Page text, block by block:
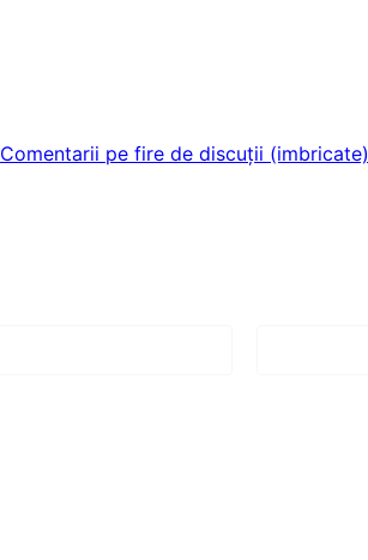
Comentarii pe fire de discuții (imbricate)